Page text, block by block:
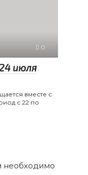
0
июля
вместе с
с 22 по
необходимо